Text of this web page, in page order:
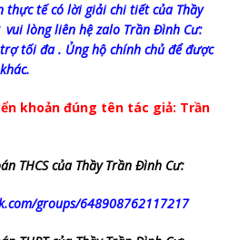
thực tế có lời giải chi tiết của Thầy
lòng liên hệ zalo Trần Đình Cư:
tối đa . Ủng hộ chính chủ để được
khoản đúng tên tác giả: Trần
THCS của Thầy Trần Đình Cư:
groups/648908762117217